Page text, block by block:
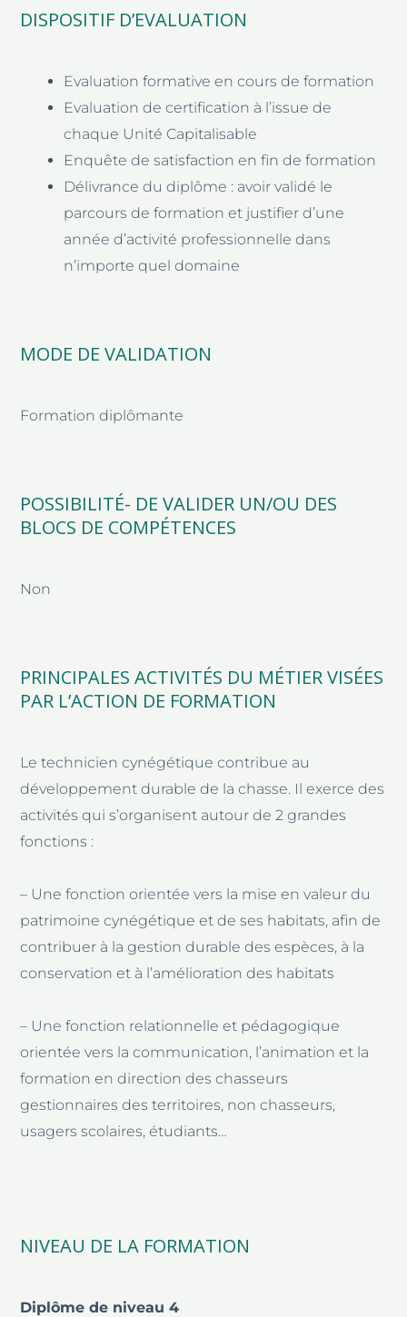
DISPOSITIF D’EVALUATION
Evaluation formative en cours de formation
Evaluation de certification à l’issue de
chaque Unité Capitalisable
Enquête de satisfaction en fin de formation
Délivrance du diplôme : avoir validé le
parcours de formation et justifier d’une
année d’activité professionnelle dans
n’importe quel domaine
MODE DE VALIDATION
Formation diplômante
POSSIBILITÉ- DE VALIDER UN/OU DES
BLOCS DE COMPÉTENCES
Non
PRINCIPALES ACTIVITÉS DU MÉTIER VISÉES
PAR L’ACTION DE FORMATION
Le technicien cynégétique contribue au
développement durable de la chasse. Il exerce des
activités qui s’organisent autour de 2 grandes
fonctions :
– Une fonction orientée vers la mise en valeur du
patrimoine cynégétique et de ses habitats, afin de
contribuer à la gestion durable des espèces, à la
conservation et à l’amélioration des habitats
– Une fonction relationnelle et pédagogique
orientée vers la communication, l’animation et la
formation en direction des chasseurs
gestionnaires des territoires, non chasseurs,
usagers scolaires, étudiants…
NIVEAU DE LA FORMATION
Diplôme de niveau 4